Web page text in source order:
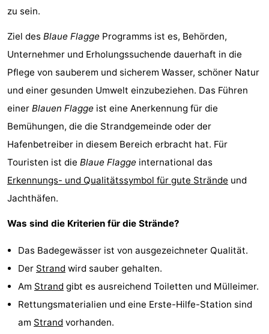
zu sein.
Ziel des Blaue Flagge Programms ist es, Behörden,
Unternehmer und Erholungssuchende dauerhaft in die
Pflege von sauberem und sicherem Wasser, schöner Natur
und einer gesunden Umwelt einzubeziehen. Das Führen
einer Blauen Flagge ist eine Anerkennung für die
Bemühungen, die die Strandgemeinde oder der
Hafenbetreiber in diesem Bereich erbracht hat. Für
Touristen ist die Blaue Flagge international das
Erkennungs- und Qualitätssymbol für gute Strände und
Jachthäfen.
Was sind die Kriterien für die Strände?
Das Badegewässer ist von ausgezeichneter Qualität.
Der Strand wird sauber gehalten.
Am Strand gibt es ausreichend Toiletten und Mülleimer.
Rettungsmaterialien und eine Erste-Hilfe-Station sind
am Strand vorhanden.